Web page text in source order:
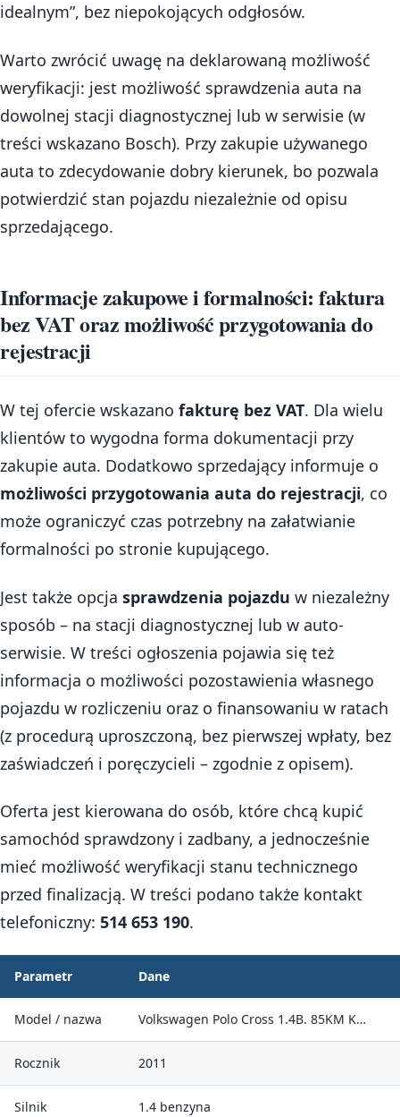
idealnym”, bez niepokojących odgłosów.
Warto zwrócić uwagę na deklarowaną możliwość
weryfikacji: jest możliwość sprawdzenia auta na
dowolnej stacji diagnostycznej lub w serwisie (w
treści wskazano Bosch). Przy zakupie używanego
auta to zdecydowanie dobry kierunek, bo pozwala
potwierdzić stan pojazdu niezależnie od opisu
sprzedającego.
Informacje zakupowe i formalności: faktura
bez VAT oraz możliwość przygotowania do
rejestracji
W tej ofercie wskazano fakturę bez VAT. Dla wielu
klientów to wygodna forma dokumentacji przy
zakupie auta. Dodatkowo sprzedający informuje o
możliwości przygotowania auta do rejestracji, co
może ograniczyć czas potrzebny na załatwianie
formalności po stronie kupującego.
Jest także opcja sprawdzenia pojazdu w niezależny
sposób – na stacji diagnostycznej lub w auto-
serwisie. W treści ogłoszenia pojawia się też
informacja o możliwości pozostawienia własnego
pojazdu w rozliczeniu oraz o finansowaniu w ratach
(z procedurą uproszczoną, bez pierwszej wpłaty, bez
zaświadczeń i poręczycieli – zgodnie z opisem).
Oferta jest kierowana do osób, które chcą kupić
samochód sprawdzony i zadbany, a jednocześnie
mieć możliwość weryfikacji stanu technicznego
przed finalizacją. W treści podano także kontakt
telefoniczny: 514 653 190.
Parametr Dane
Model / nazwa Volkswagen Polo Cross 1.4B. 85KM K…
Rocznik 2011
Silnik 1.4 benzyna